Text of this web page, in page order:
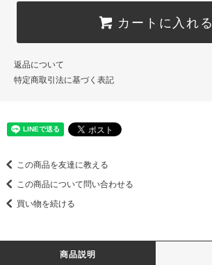
カートに入れる
返品について
特定商取引法に基づく表記
この商品を友達に教える
この商品について問い合わせる
買い物を続ける
商品説明